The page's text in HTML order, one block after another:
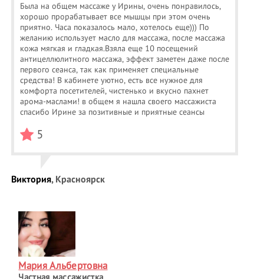
Была на общем массаже у Ирины, очень понравилось,
хорошо прорабатывает все мышцы при этом очень
приятно. Часа показалось мало, хотелось еще))) По
желанию использует масло для массажа, после массажа
кожа мягкая и гладкая.Взяла еще 10 посещений
антицеллюлитного массажа, эффект заметен даже после
первого сеанса, так как применяет специальные
средства! В кабинете уютно, есть все нужное для
комфорта посетителей, чистенько и вкусно пахнет
арома-маслами! в общем я нашла своего массажиста
спасибо Ирине за позитивные и приятные сеансы
5
Виктория, Красноярск
Мария Альбертовна